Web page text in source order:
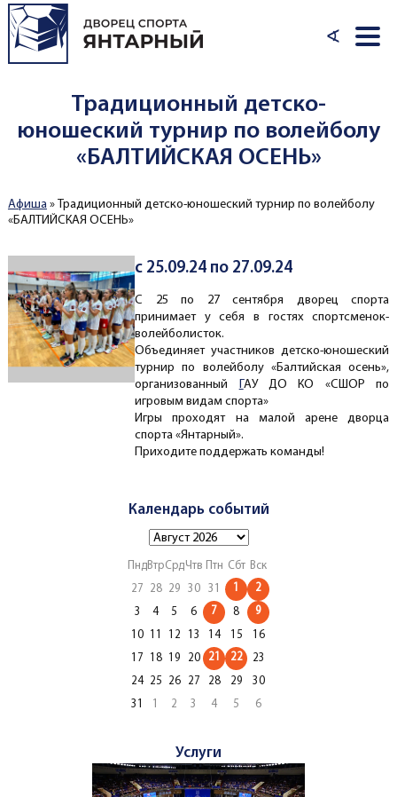
Перейти к основному содержанию
∢
Традиционный детско-
юношеский турнир по волейболу
«БАЛТИЙСКАЯ ОСЕНЬ»
Вы здесь
Афиша» Традиционный детско-юношеский турнир по волейболу
«БАЛТИЙСКАЯ ОСЕНЬ»
с 25.09.24 по 27.09.24
С 25 по 27 сентября дворец спорта
принимает у себя в гостях спортсменок-
волейболисток.
Объединяет участников детско-юношеский
турнир по волейболу «Балтийская осень»,
организованный Г АУ ДО КО «СШОР по
игровым видам спорта»
Игры проходят на малой арене дворца
спорта «Янтарный».
Приходите поддержать команды!
Календарь событий
ПндВтрСрдЧтв Птн Сбт Вск
27
28 29 30 31 1 2
3 4 5 6 7 8 9
10 12 13 14 15
16
17
18 19 20 21 22
23
24
25 26 27 28 29
30
31
2 3 4 5 6
Услуги